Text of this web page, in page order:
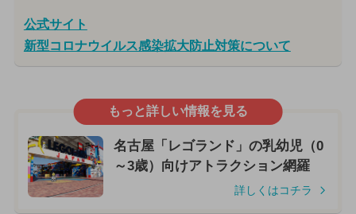
公式サイト
新型コロナウイルス感染拡大防止対策について
もっと詳しい情報を見る
名古屋「レゴランド」の乳幼児（0
～3歳）向けアトラクション網羅
詳しくはコチラ